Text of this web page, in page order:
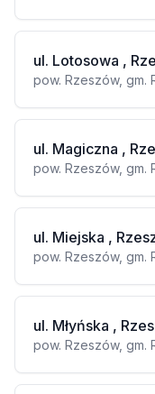
ul. Lotosowa ,
pow. Rzeszów, gm.
ul. Magiczna ,
pow. Rzeszów, gm.
ul. Miejska ,
pow. Rzeszów, gm.
ul. Młyńska ,
pow. Rzeszów, gm.